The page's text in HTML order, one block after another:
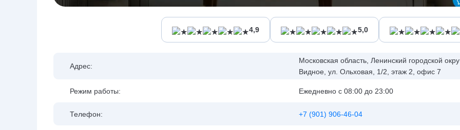
4,9 5,0
Адрес:
Московская область, Ленинский городской
Видное, ул. Ольховая, 1/2, этаж 2, офис 7
Режим работы: Ежедневно с 08:00 до 23:00
Телефон: +7 (901) 906-46-04